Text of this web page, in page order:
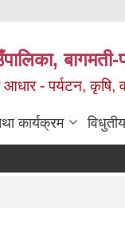
आधार - पर्यटन, कृषि,
कार्यक्रम